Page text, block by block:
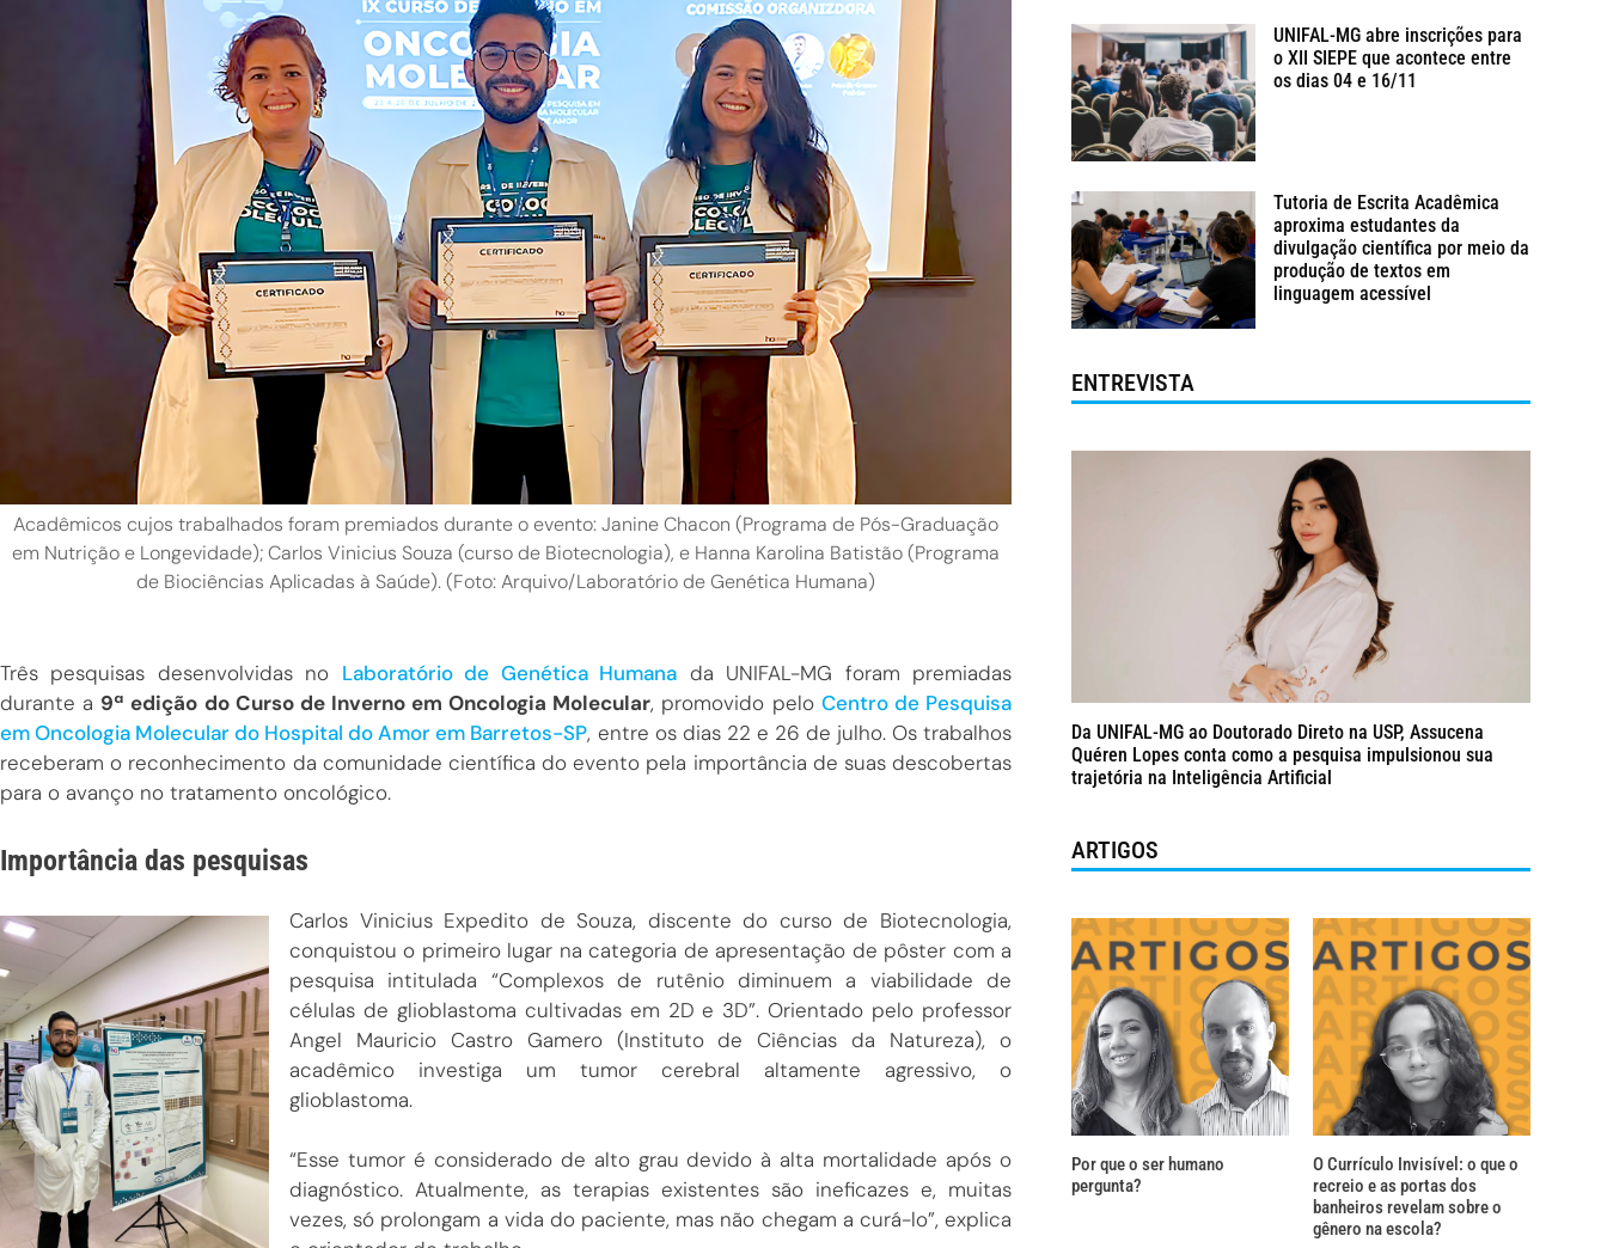
Acadêmicos cujos trabalhados foram premiados durante o evento: Janine Chacon (Programa de Pós-Graduação
em Nutrição e Longevidade); Carlos Vinicius Souza (curso de Biotecnologia), e Hanna Karolina Batistão (Programa
de Biociências Aplicadas à Saúde). (Foto: Arquivo/Laboratório de Genética Humana)
Três pesquisas desenvolvidas no Laboratório de Genética Humana da UNIFAL-MG foram premiadas
durante a 9ª edição do Curso de Inverno em Oncologia Molecular, promovido pelo Centro de Pesquisa
em Oncologia Molecular do Hospital do Amor em Barretos-SP, entre os dias 22 e 26 de julho. Os trabalhos
receberam o reconhecimento da comunidade científica do evento pela importância de suas descobertas
para o avanço no tratamento oncológico.
Importância das pesquisas
Carlos Vinicius Expedito de Souza, discente do curso de Biotecnologia,
conquistou o primeiro lugar na categoria de apresentação de pôster com a
pesquisa intitulada “Complexos de rutênio diminuem a viabilidade de
células de glioblastoma cultivadas em 2D e 3D”. Orientado pelo professor
Angel Mauricio Castro Gamero (Instituto de Ciências da Natureza), o
acadêmico investiga um tumor cerebral altamente agressivo, o
glioblastoma.
“Esse tumor é considerado de alto grau devido à alta mortalidade após o
diagnóstico. Atualmente, as terapias existentes são ineficazes e, muitas
vezes, só prolongam a vida do paciente, mas não chegam a curá-lo”, explica
UNIFAL-MG abre inscrições para
o XII SIEPE que acontece entre
os dias 04 e 16/11
Tutoria de Escrita Acadêmica
aproxima estudantes da
divulgação científica por meio da
produção de textos em
linguagem acessível
ENTREVISTA
Da UNIFAL-MG ao Doutorado Direto na USP, Assucena
Quéren Lopes conta como a pesquisa impulsionou sua
trajetória na Inteligência Artificial
ARTIGOS
Por que o ser humano
pergunta?
O Currículo Invisível: o que o
recreio e as portas dos
banheiros revelam sobre o
gênero na escola?